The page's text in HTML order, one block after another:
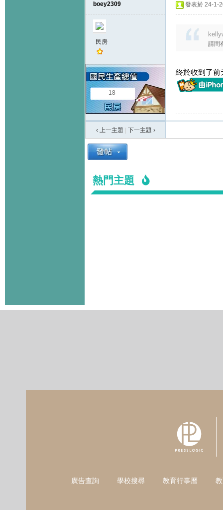
boey2309
民房
18
發表於 24-1-
請問
終於收到了前
‹ 上一主題 下一主題 ›
熱門主題
廣告查詢 學校搜尋 教育行事曆